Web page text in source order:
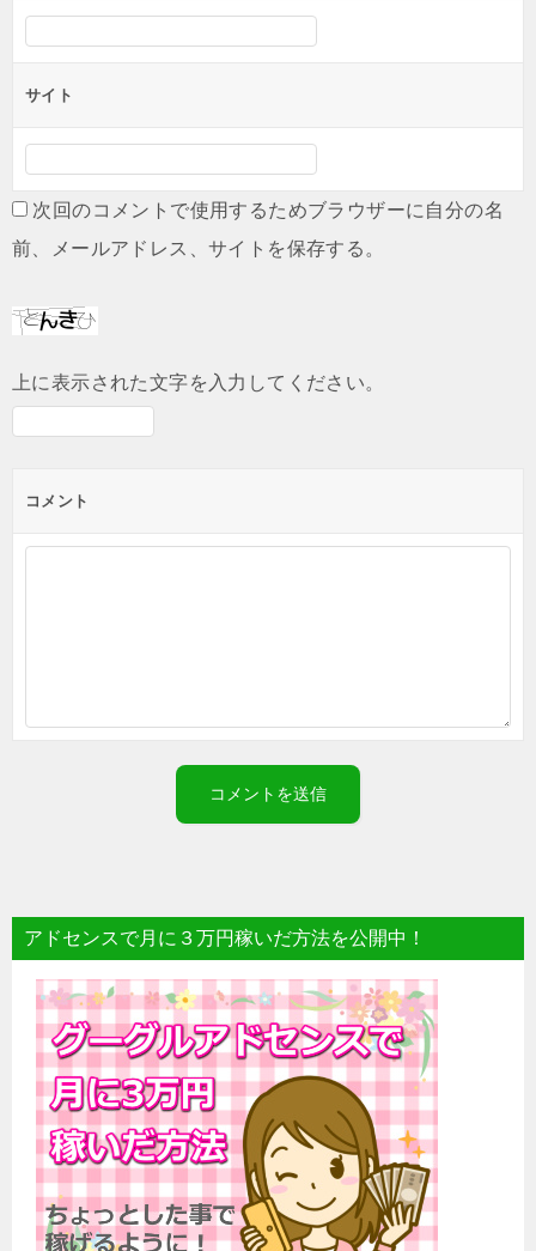
サイト
次回のコメントで使用するためブラウザーに自分の名
前、メールアドレス、サイトを保存する。
上に表示された文字を入力してください。
コメント
アドセンスで月に３万円稼いだ方法を公開中！